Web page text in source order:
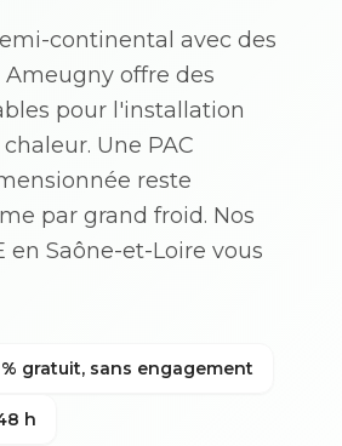
continental avec des
offre des
pour l'installation
Une PAC
reste
par grand froid. Nos
en Saône-et-Loire vous
% gratuit, sans engagement
h